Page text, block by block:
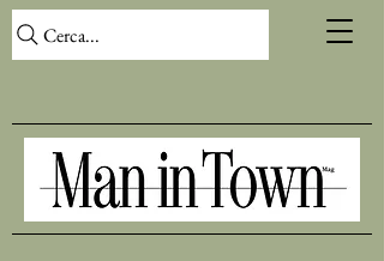
Cerca...